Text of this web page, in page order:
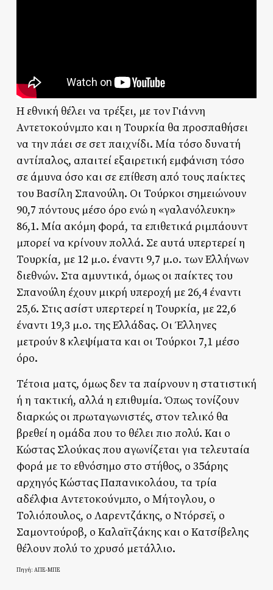
Η εθνική θέλει να τρέξει, με τον Γιάννη
Αντετοκούνμπο και η Τουρκία θα προσπαθήσει
να την πάει σε σετ παιχνίδι. Μία τόσο δυνατή
αντίπαλος, απαιτεί εξαιρετική εμφάνιση τόσο
σε άμυνα όσο και σε επίθεση από τους παίκτες
του Βασίλη Σπανούλη. Οι Τούρκοι σημειώνουν
90,7 πόντους μέσο όρο ενώ η «γαλανόλευκη»
86,1. Μία ακόμη φορά, τα επιθετικά ριμπάουντ
μπορεί να κρίνουν πολλά. Σε αυτά υπερτερεί η
Τουρκία, με 12 μ.ο. έναντι 9,7 μ.ο. των Ελλήνων
διεθνών. Στα αμυντικά, όμως οι παίκτες του
Σπανούλη έχουν μικρή υπεροχή με 26,4 έναντι
25,6. Στις ασίστ υπερτερεί η Τουρκία, με 22,6
έναντι 19,3 μ.ο. της Ελλάδας. Οι Έλληνες
μετρούν 8 κλεψίματα και οι Τούρκοι 7,1 μέσο
όρο.
Τέτοια ματς, όμως δεν τα παίρνουν η στατιστική
ή η τακτική, αλλά η επιθυμία. Όπως τονίζουν
διαρκώς οι πρωταγωνιστές, στον τελικό θα
βρεθεί η ομάδα που το θέλει πιο πολύ. Και ο
Κώστας Σλούκας που αγωνίζεται για τελευταία
φορά με το εθνόσημο στο στήθος, ο 35άρης
αρχηγός Κώστας Παπανικολάου, τα τρία
αδέλφια Αντετοκούνμπο, ο Μήτογλου, ο
Τολιόπουλος, ο Λαρεντζάκης, ο Ντόρσεϊ, ο
Σαμοντούροβ, ο Καλαϊτζάκης και ο Κατσίβελης
θέλουν πολύ το χρυσό μετάλλιο.
Πηγή: ΑΠΕ-ΜΠΕ